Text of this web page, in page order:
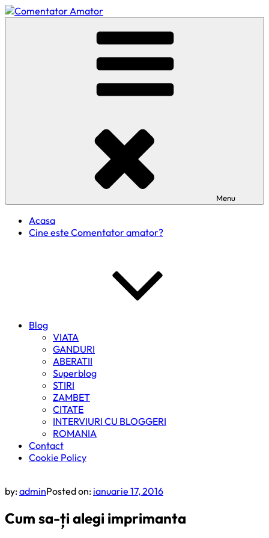
Skip
to
Menu
Acasa
Cine este Comentator amator?
Blog
VIATA
GANDURI
ABERATII
Superblog
STIRI
ZAMBET
CITATE
INTERVIURI CU BLOGGERI
ROMANIA
Contact
Cookie Policy
by:adminPosted on: ianuarie 17, 2016
Cum sa-ți alegi imprimanta